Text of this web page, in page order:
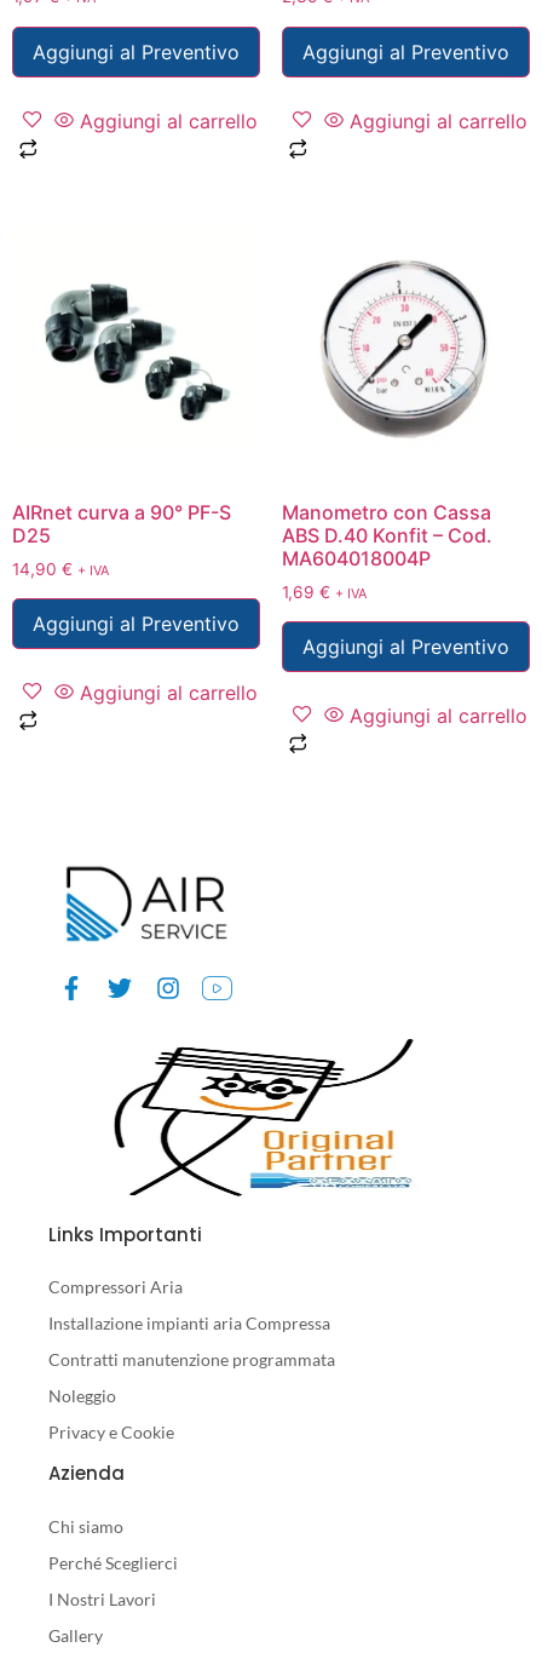
Aggiungi al Preventivo
Aggiungi al carrello
Aggiungi al Preventivo
Aggiungi al carrello
AIRnet curva a 90° PF-S
D25
14,90 € + IVA
Aggiungi al Preventivo
Aggiungi al carrello
Manometro con Cassa
ABS D.40 Konfit – Cod.
MA604018004P
1,69 € + IVA
Aggiungi al Preventivo
Aggiungi al carrello
Links Importanti
Compressori Aria
Installazione impianti aria Compressa
Contratti manutenzione programmata
Noleggio
Privacy e Cookie
Azienda
Chi siamo
Perché Sceglierci
I Nostri Lavori
Gallery